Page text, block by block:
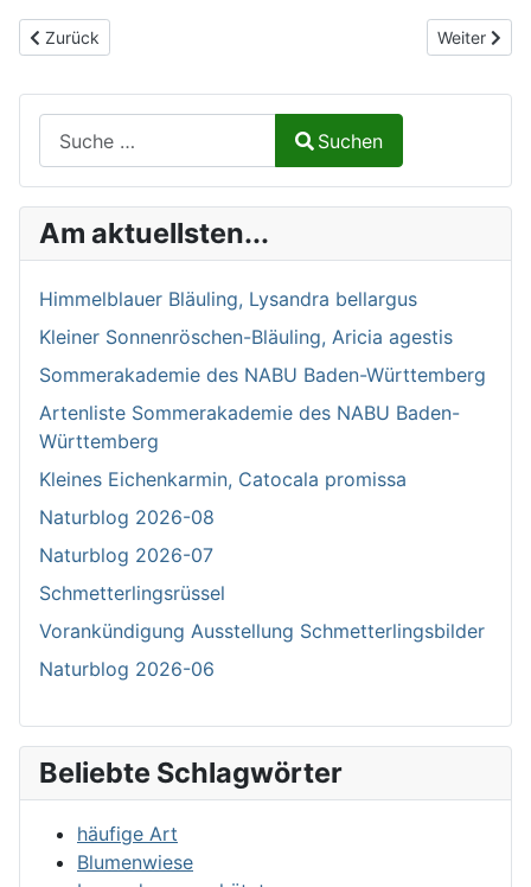
Vorheriger Beitrag: Dunkler Wiesenknopf-Ameisenbläuling,
Zurück Nächster
Weiter
Type 2 or more characters for results.
Suchen
Am aktuellsten...
Himmelblauer Bläuling, Lysandra bellargus
Kleiner Sonnenröschen-Bläuling, Aricia agestis
Sommerakademie des NABU Baden-Württemberg
Artenliste Sommerakademie des NABU Baden-
Württemberg
Kleines Eichenkarmin, Catocala promissa
Naturblog 2026-08
Naturblog 2026-07
Schmetterlingsrüssel
Vorankündigung Ausstellung Schmetterlingsbilder
Naturblog 2026-06
Beliebte Schlagwörter
häufige Art
Blumenwiese